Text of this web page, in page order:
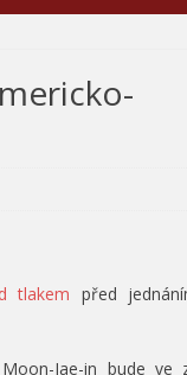
tlakem před
Jae-in bude ve